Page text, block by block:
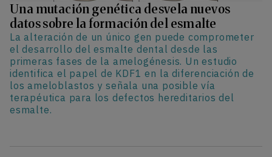
Una mutación genética desvela nuevos
datos sobre la formación del esmalte
La alteración de un único gen puede comprometer
el desarrollo del esmalte dental desde las
primeras fases de la amelogénesis. Un estudio
identifica el papel de KDF1 en la diferenciación de
los ameloblastos y señala una posible vía
terapéutica para los defectos hereditarios del
esmalte.